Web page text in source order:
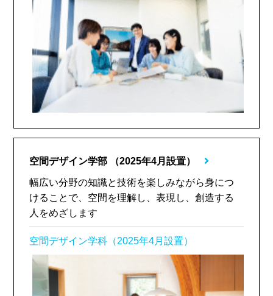
空間デザイン学部 （2025年4月設置）
幅広い分野の知識と技術を楽しみながら身につ
けることで、空間を理解し、表現し、創造する
人をめざします
空間デザイン学科（2025年4月設置）